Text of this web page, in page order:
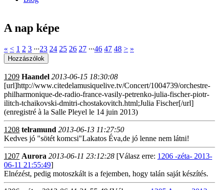
A nap képe
« < 1 2 3 ∙∙∙23 24 25 26 27 ∙∙∙46 47 48 > »
1209 Haandel 2013-06-15 18:30:08
[url]http://www.citedelamusiquelive.tv/Concert/1004739/orchestre-
philharmonique-de-radio-france-vasily-petrenko-julia-fischer-piotr-
ilitch-tchaikovski-dmitri-chostakovitch.html;Julia Fischer[/url]
(enregistré à la Salle Pleyel le 14 juin 2013)
1208 telramund 2013-06-13 11:27:50
Kedves jó "sötét komcsi"Lakatos Éva,de jó lenne nem látni!
1207 Aurora 2013-06-11 23:12:28 [Válasz erre: 1206 -zéta- 2013-
06-11 21:55:49]
Elnézést, pedig motoszkált is a fejemben, hogy talán saját készítés.